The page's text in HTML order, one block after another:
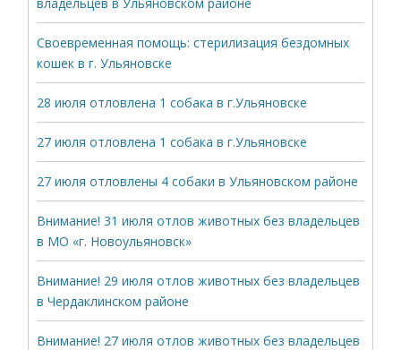
Своевременная помощь: стерилизация бездомных
кошек в г. Ульяновске
28 июля отловлена 1 собака в г.Ульяновске
27 июля отловлена 1 собака в г.Ульяновске
27 июля отловлены 4 собаки в Ульяновском районе
Внимание! 31 июля отлов животных без владельцев
в МО «г. Новоульяновск»
Внимание! 29 июля отлов животных без владельцев
в Чердаклинском районе
Внимание! 27 июля отлов животных без владельцев